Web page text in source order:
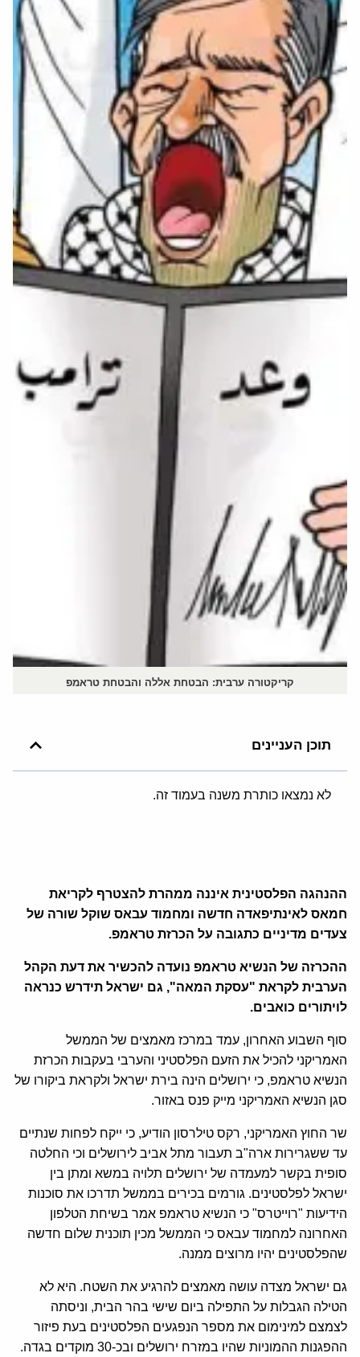
קריקטורה ערבית: הבטחת אללה והבטחת טראמפ
תוכן העניינים
לא נמצאו כותרת משנה בעמוד זה.
ההנהגה הפלסטינית איננה ממהרת להצטרף לקריאת
חמאס לאינתיפאדה חדשה ומחמוד עבאס שוקל שורה של
צעדים מדיניים כתגובה על הכרזת טראמפ.
ההכרזה של הנשיא טראמפ נועדה להכשיר את דעת הקהל
הערבית לקראת "עסקת המאה", גם ישראל תידרש כנראה
לויתורים כואבים.
סוף השבוע האחרון, עמד במרכז מאמצים של הממשל
האמריקני להכיל את הזעם הפלסטיני והערבי בעקבות הכרזת
הנשיא טראמפ, כי ירושלים הינה בירת ישראל ולקראת ביקורו של
סגן הנשיא האמריקני מייק פנס באזור.
שר החוץ האמריקני, רקס טילרסון הודיע, כי ייקח לפחות שנתיים
עד ששגרירות ארה"ב תעבור מתל אביב לירושלים וכי החלטה
סופית בקשר למעמדה של ירושלים תלויה במשא ומתן בין
ישראל לפלסטינים. גורמים בכירים בממשל תדרכו את סוכנות
הידיעות "רוייטרס" כי הנשיא טראמפ אמר בשיחת הטלפון
האחרונה למחמוד עבאס כי הממשל מכין תוכנית שלום חדשה
שהפלסטינים יהיו מרוצים ממנה.
גם ישראל מצדה עושה מאמצים להרגיע את השטח. היא לא
הטילה הגבלות על התפילה ביום שישי בהר הבית, וניסתה
לצמצם למינימום את מספר הנפגעים הפלסטינים בעת פיזור
ההפגנות ההמוניות שהיו במזרח ירושלים ובכ-30 מוקדים בגדה.